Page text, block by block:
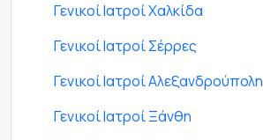
Γενικοί Ιατροί Χαλκίδα
Γενικοί Ιατροί Σέρρες
Γενικοί Ιατροί Αλεξανδρούπολη
Γενικοί Ιατροί Ξάνθη